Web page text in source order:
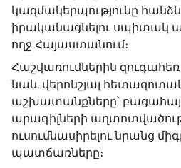
կազմակերպությունը
իրականացնելու սպիտակ
ողջ Հայաստանում։
Հաշվառումներին
նաև վերոնշյալ
աշխատանքները՝
արագիլների
ուսումնասիրելու նրանց
պատճառները։